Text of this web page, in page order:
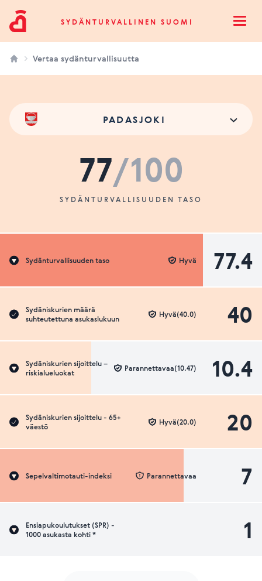
Sydänturvallinen SuomiSYDÄNTURVALLINEN SUOMI
Vertaa sydänturvallisuutta
PADASJOKI
77/100
SYDÄNTURVALLISUUDEN TASO
Sydänturvallisuuden taso 77.4
Hyvä
Sydäniskurien määrä
suhteutettuna asukaslukuun
40
Hyvä(40.0)
Sydäniskurien sijoittelu –
riskialueluokat
10.4
Parannettavaa(10.47)
Sydäniskurien sijoittelu - 65+
väestö
20
Hyvä(20.0)
Sepelvaltimotauti-indeksi 7
Parannettavaa
Ensiapukoulutukset (SPR) -
1000 asukasta kohti *
1